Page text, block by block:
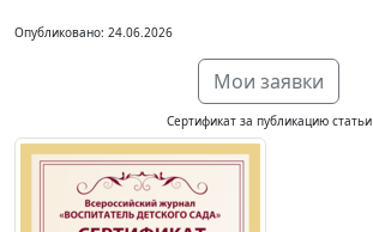
Опубликовано: 24.06.2026
Мои заявки
Сертификат за публикацию статьи